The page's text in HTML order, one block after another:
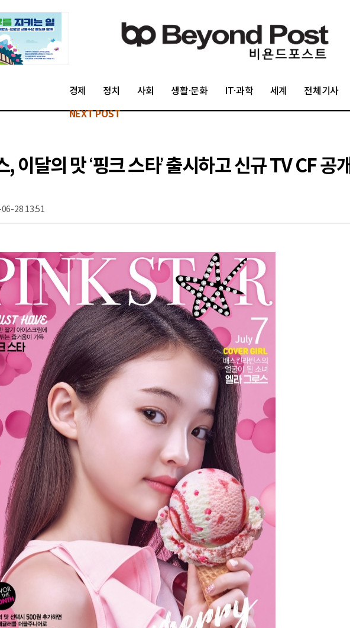
경제 정치 사회 생활·문화 IT·과학 세계 전체기사
NEXT POST
이달의 맛 ‘핑크 스타’ 출시하고 신규 TV CF 공개
28 13:51